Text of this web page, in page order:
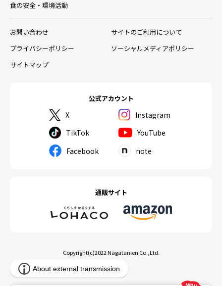
公式アカウント
X
Instagram
TikTok
YouTube
Facebook
note
通販サイト
食の安全・環境活動
お問い合わせ
サイトのご利用について
プライバシーポリシー
ソーシャルメディアポリシー
サイトマップ
Copyright(c)2022 Nagatanien Co.,Ltd.